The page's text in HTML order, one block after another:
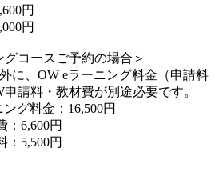
円
円
グコースご予約の場合＞
に、OW eラーニング料金（申請料
請料・教材費が別途必要です。
グ料金：16,500円
：6,600円
：5,500円